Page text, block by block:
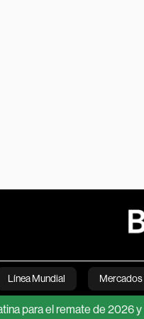
Línea Mundial Mercados
Bloomberg Green
el remate de 2026 y 2027